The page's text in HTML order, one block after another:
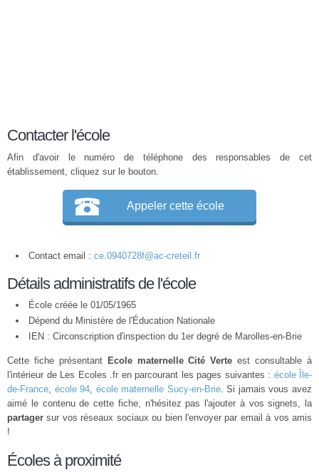
Contacter l'école
Afin d'avoir le numéro de téléphone des responsables de cet
établissement, cliquez sur le bouton.
Appeler cette école
Contact email : ce.0940728f@ac-creteil.fr
Détails administratifs de l'école
École créée le 01/05/1965
Dépend du Ministère de l'Éducation Nationale
IEN : Circonscription d'inspection du 1er degré de Marolles-en-Brie
Cette fiche présentant Ecole maternelle Cité Verte est consultable à
l'intérieur de Les Ecoles .fr en parcourant les pages suivantes : école Île-
de-France, école 94, école maternelle Sucy-en-Brie. Si jamais vous avez
aimé le contenu de cette fiche, n'hésitez pas l'ajouter à vos signets, la
partager sur vos réseaux sociaux ou bien l'envoyer par email à vos amis
!
Écoles à proximité